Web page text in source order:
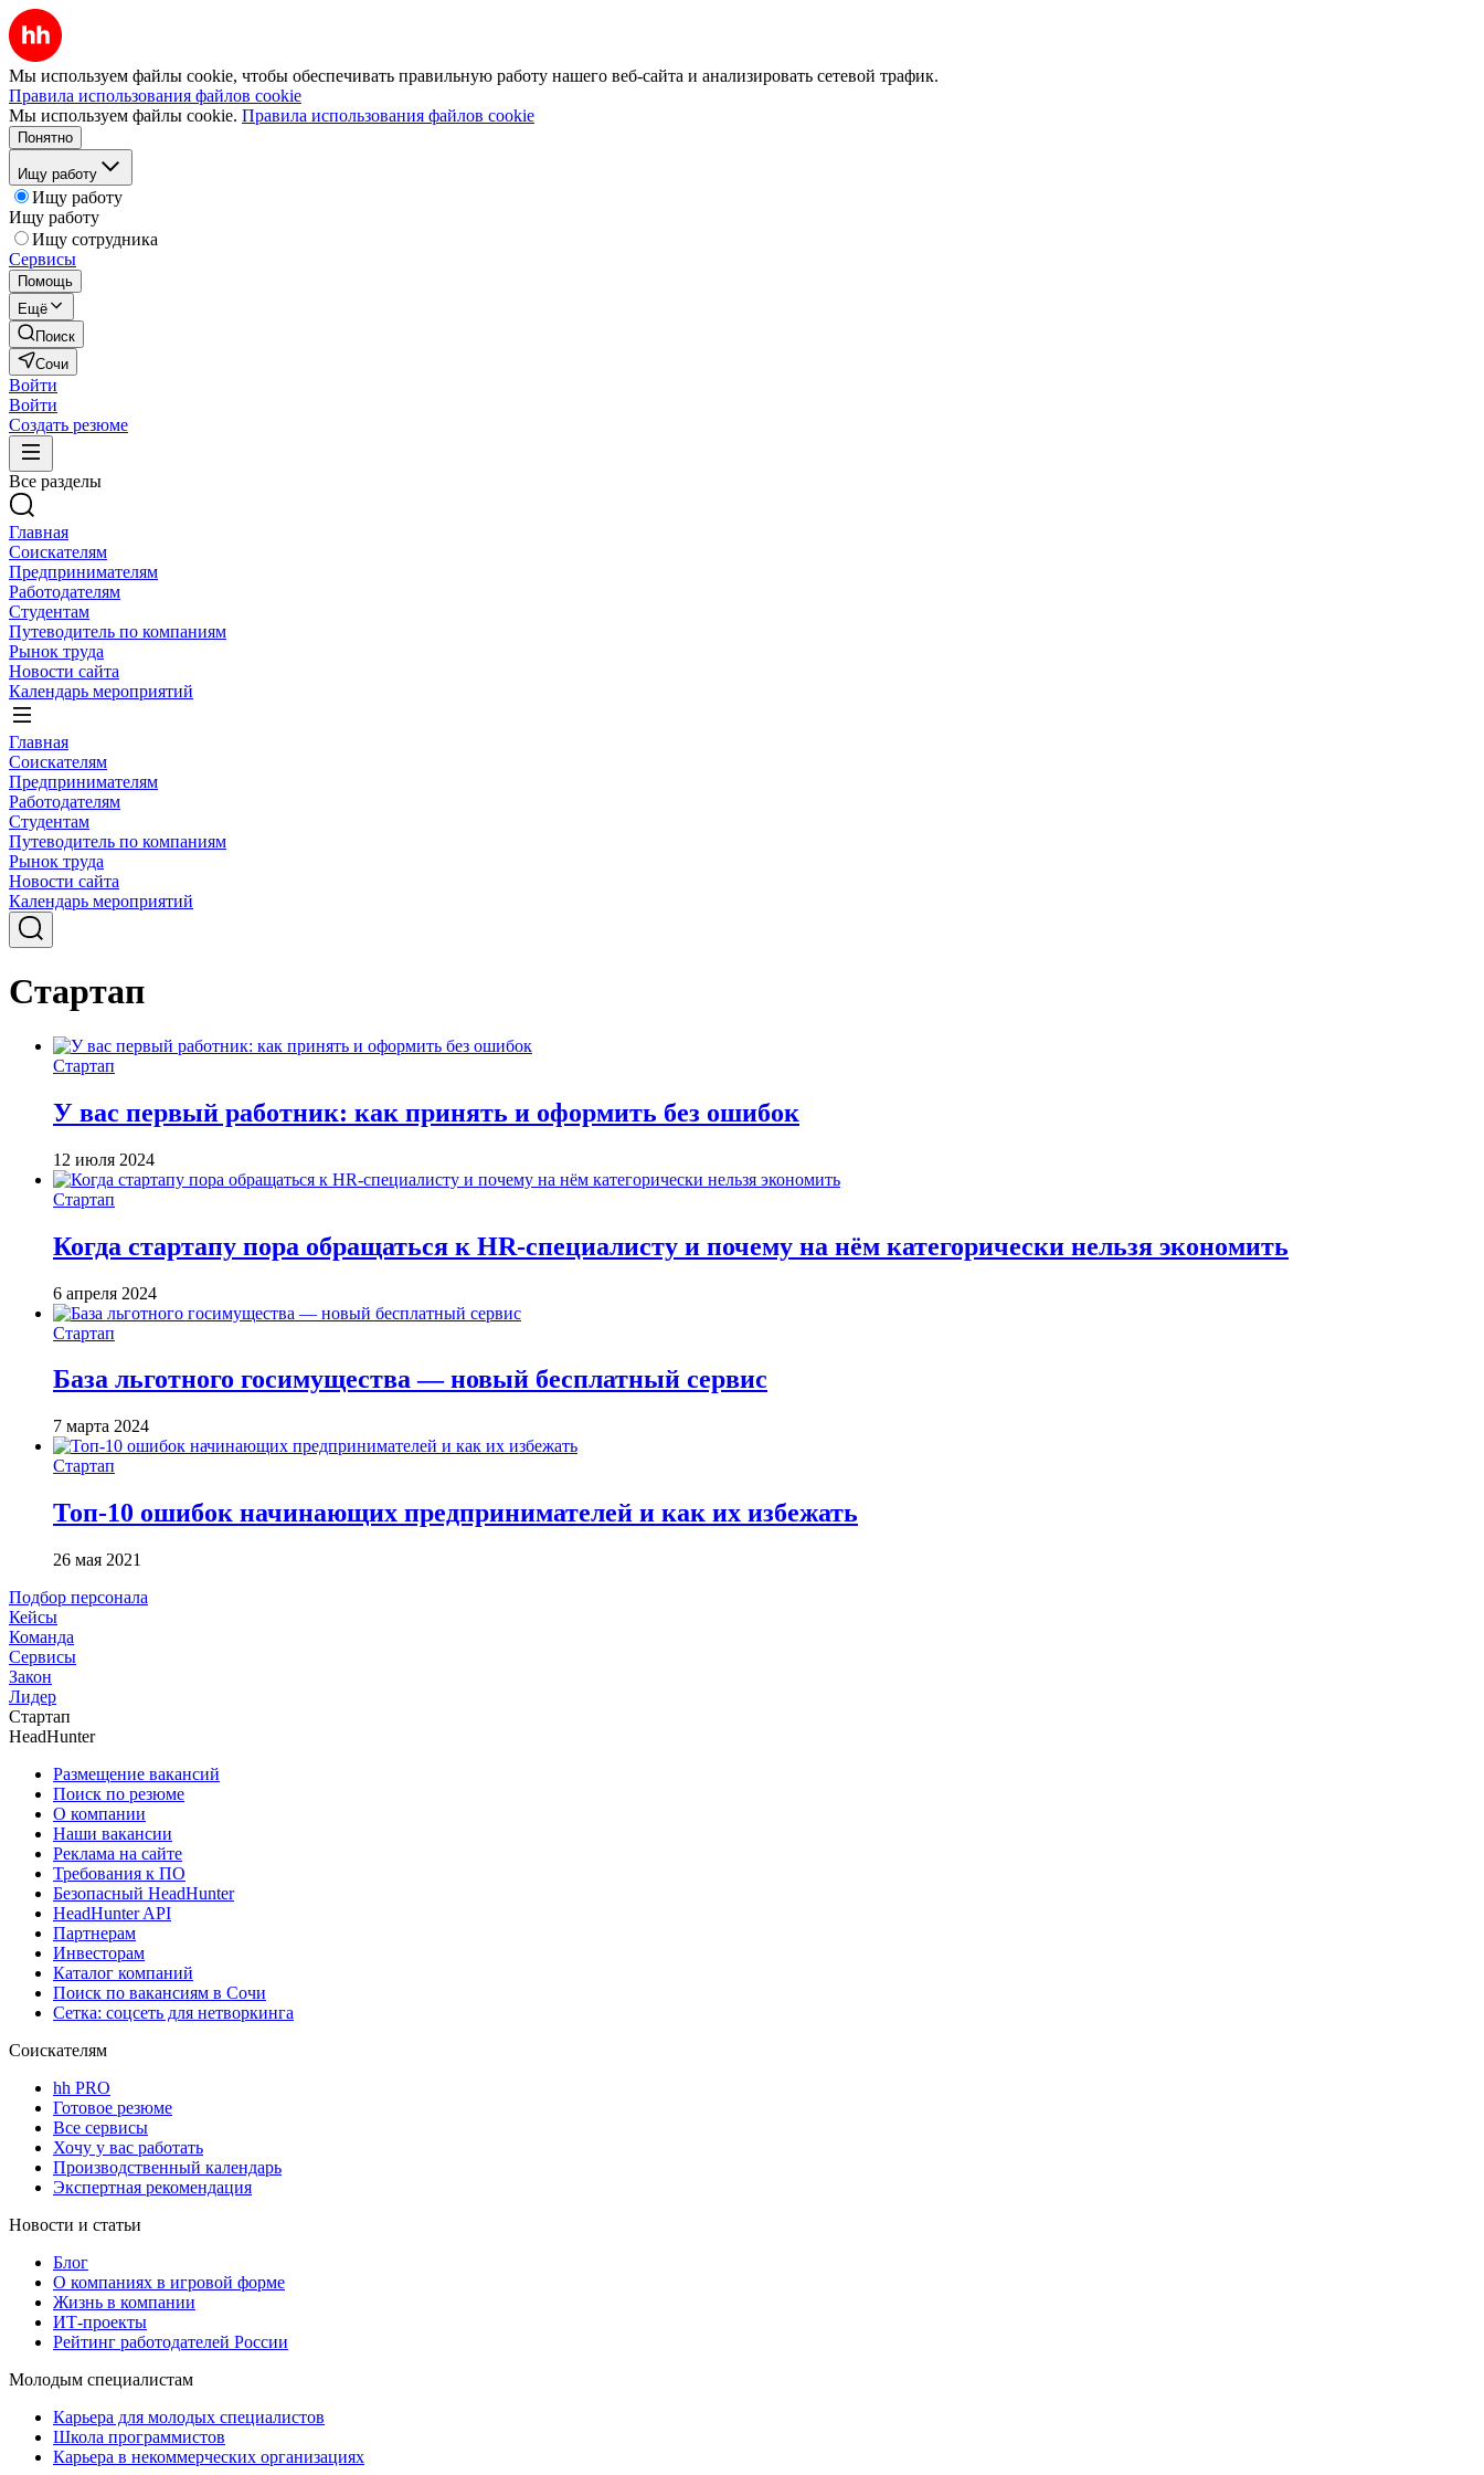
Мы используем файлы cookie, чтобы обеспечивать правильную работу нашего веб-сайта и анализировать сетевой трафик.
Правила использования файлов cookie
Мы используем файлы cookie. Правила использования файлов cookie
Понятно
Ищу работу
Ищу работу
Ищу работу
Ищу сотрудника
Сервисы
Помощь
Ещё
Поиск
Сочи
Войти
Войти
Создать резюме
Все разделы
Главная
Соискателям
Предпринимателям
Работодателям
Студентам
Путеводитель по компаниям
Рынок труда
Новости сайта
Календарь мероприятий
Главная
Соискателям
Предпринимателям
Работодателям
Студентам
Путеводитель по компаниям
Рынок труда
Новости сайта
Календарь мероприятий
Стартап
Стартап
У вас первый работник: как принять и оформить без ошибок
12 июля 2024
Стартап
Когда стартапу пора обращаться к HR-специалисту и почему на нём категорически нельзя экономить
6 апреля 2024
Стартап
База льготного госимущества — новый бесплатный сервис
7 марта 2024
Стартап
Топ-10 ошибок начинающих предпринимателей и как их избежать
26 мая 2021
Подбор персонала
Кейсы
Команда
Сервисы
Закон
Лидер
Стартап
HeadHunter
Размещение вакансий
Поиск по резюме
О компании
Наши вакансии
Реклама на сайте
Требования к ПО
Безопасный HeadHunter
HeadHunter API
Партнерам
Инвесторам
Каталог компаний
Поиск по вакансиям в Сочи
Сетка: соцсеть для нетворкинга
Соискателям
hh PRO
Готовое резюме
Все сервисы
Хочу у вас работать
Производственный календарь
Экспертная рекомендация
Новости и статьи
Блог
О компаниях в игровой форме
Жизнь в компании
ИТ-проекты
Рейтинг работодателей России
Молодым специалистам
Карьера для молодых специалистов
Школа программистов
Карьера в некоммерческих организациях